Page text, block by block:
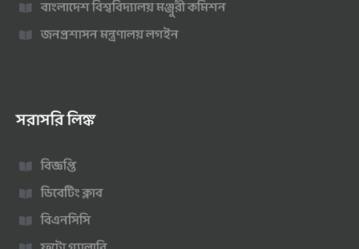
বাংলাদেশ বিশ্ববিদ্যালয় মঞ্জুরী কমিশন
জনপ্রশাসন মন্ত্রণালয় লগইন
সরাসরি লিঙ্ক
বিজ্ঞপ্তি
ডিবেটিং ক্লাব
বিএনসিসি